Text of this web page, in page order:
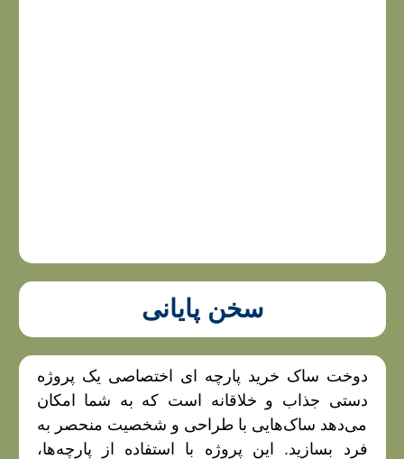
سخن پایانی
دوخت ساک خرید پارچه‌ ای اختصاصی یک پروژه
دستی جذاب و خلاقانه است که به شما امکان
می‌دهد ساک‌هایی با طراحی و شخصیت منحصر به
فرد بسازید. این پروژه با استفاده از پارچه‌ها،